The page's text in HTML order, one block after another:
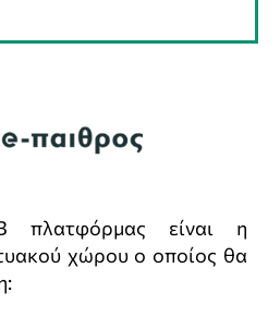
πλατφόρμας είναι η
χώρου ο οποίος θα